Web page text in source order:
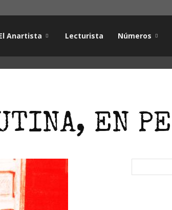
Anartista Lecturista Números
EN